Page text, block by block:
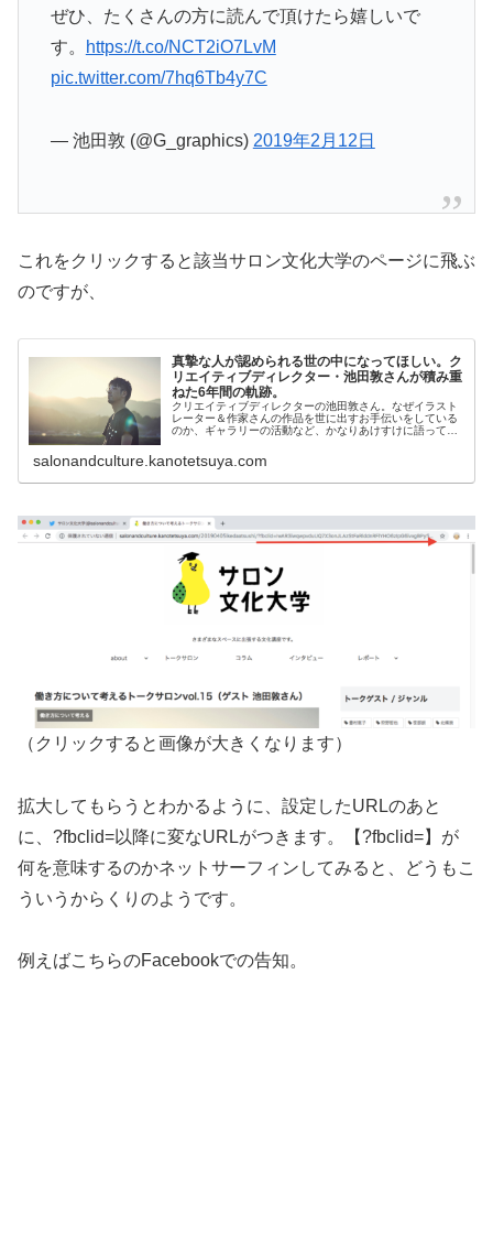
ぜひ、たくさんの方に読んで頂けたら嬉しいで
す。
https://t.co/NCT2iO7LvM
pic.twitter.com/7hq6Tb4y7C
— 池田敦 (@G_graphics) 2019年2月12日
これをクリックすると該当サロン文化大学のページに飛ぶ
のですが、
真摯な人が認められる世の中になってほしい。ク
リエイティブディレクター・池田敦さんが積み重
ねた6年間の軌跡。
クリエイティブディレクターの池田敦さん。なぜイラスト
レーター＆作家さんの作品を世に出すお手伝いをしている
のか、ギャラリーの活動など、かなりあけすけに語ってく
salonandculture.kanotetsuya.com
（クリックすると画像が大きくなります）
拡大してもらうとわかるように、設定したURLのあと
に、?fbclid=以降に変なURLがつきます。【?fbclid=】が
何を意味するのかネットサーフィンしてみると、どうもこ
ういうからくりのようです。
例えばこちらのFacebookでの告知。